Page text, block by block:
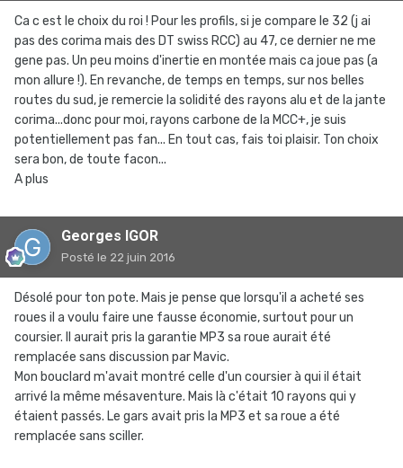
Ca c est le choix du roi ! Pour les profils, si je compare le 32 (j ai
pas des corima mais des DT swiss RCC) au 47, ce dernier ne me
gene pas. Un peu moins d'inertie en montée mais ca joue pas (a
mon allure !). En revanche, de temps en temps, sur nos belles
routes du sud, je remercie la solidité des rayons alu et de la jante
corima...donc pour moi, rayons carbone de la MCC+, je suis
potentiellement pas fan... En tout cas, fais toi plaisir. Ton choix
sera bon, de toute facon...
A plus
Georges IGOR
Posté le 22 juin 2016
Désolé pour ton pote. Mais je pense que lorsqu'il a acheté ses
roues il a voulu faire une fausse économie, surtout pour un
coursier. Il aurait pris la garantie MP3 sa roue aurait été
remplacée sans discussion par Mavic.
Mon bouclard m'avait montré celle d'un coursier à qui il était
arrivé la même mésaventure. Mais là c'était 10 rayons qui y
étaient passés. Le gars avait pris la MP3 et sa roue a été
remplacée sans sciller.